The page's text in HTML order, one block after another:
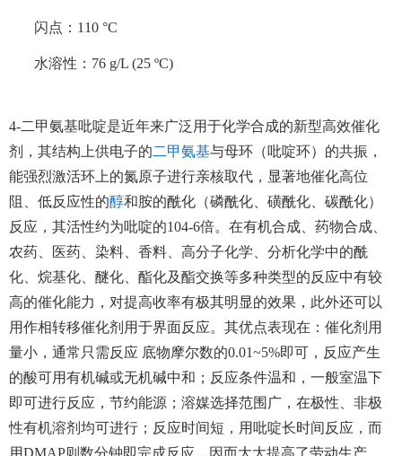
闪点： 110 °C
水溶性： 76 g/L (25 ºC)
4-二甲氨基吡啶是近年来广泛用于化学合成的新型高效催化
剂，其结构上供电子的二甲氨基与母环（吡啶环）的共振，
能强烈激活环上的氮原子进行亲核取代，显著地催化高位
阻、低反应性的醇和胺的酰化（磷酰化、磺酰化、碳酰化）
反应，其活性约为吡啶的104-6倍。在有机合成、药物合成、
农药、医药、染料、香料、高分子化学、分析化学中的酰
化、烷基化、醚化、酯化及酯交换等多种类型的反应中有较
高的催化能力，对提高收率有极其明显的效果，此外还可以
用作相转移催化剂用于界面反应。其优点表现在：催化剂用
量小，通常只需反应 底物摩尔数的0.01~5%即可，反应产生
的酸可用有机碱或无机碱中和；反应条件温和，一般室温下
即可进行反应，节约能源；溶媒选择范围广，在极性、非极
性有机溶剂均可进行；反应时间短，用吡啶长时间反应，而
用DMAP则数分钟即完成反应，因而大大提高了劳动生产